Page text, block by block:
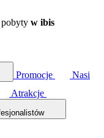
pobyty w ibis
Promocje
Nasi
Atrakcje